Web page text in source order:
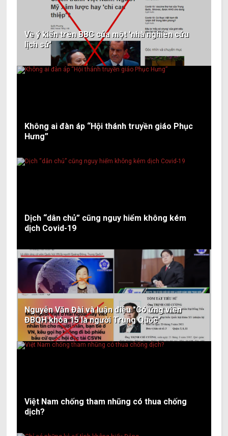
Về ý kiến trên BBC của một 'nhà nghiên cứu
lịch sử'
Không ai đàn áp “Hội thánh truyền giáo Phục
Hưng”
Dịch “dân chủ” cũng nguy hiểm không kém
dịch Covid-19
Nguyễn Văn Đài và luận điệu "Có ứng viên
ĐBQH khóa 15 là người Trung Quốc"
Việt Nam chống tham nhũng có thua chống
dịch?